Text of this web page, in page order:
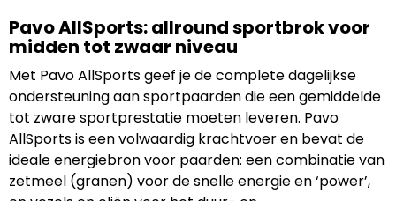
Pavo AllSports: allround sportbrok voor
midden tot zwaar niveau
Met Pavo AllSports geef je de complete dagelijkse
ondersteuning aan sportpaarden die een gemiddelde
tot zware sportprestatie moeten leveren. Pavo
AllSports is een volwaardig krachtvoer en bevat de
ideale energiebron voor paarden: een combinatie van
zetmeel (granen) voor de snelle energie en ‘power’,